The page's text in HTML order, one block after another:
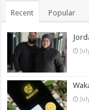
Recent Popular